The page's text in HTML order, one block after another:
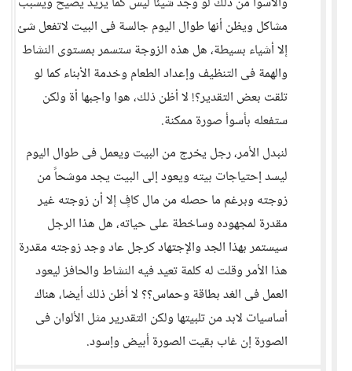
مشاكل ويظن أنها طوال اليوم جالسة فى البيت لاتفعل شئ
إلا أشياء بسيطة، هل هذه الزوجة ستسمر بمستوى النشاط
والهمة فى التنظيف وإعداد الطعام وخدمة الأبناء كما لو
تلقت بعض التقدير؟! لا أظن ذلك، هوا واجبها أة ولكن
ستفعله بأسوأ صورة ممكنة.
لنبدل الأمر، رجل يخرج من البيت ويعمل فى طوال اليوم
ليسد إحتياجات بيته ويعود إلى البيت يجد موشحاً من
زوجته وبرغم ما حصله من مال كافٍ إلا أن زوجته غير
مقدرة لمجهوده وساخطة على حياته، هل هذا الرجل
سيستمر بهذا الجد والإجتهاد كرجل عاد وجد زوجته مقدرة
هذا الأمر وقلت له كلمة تعيد فيه النشاط والحافز ليعود
العمل فى الغد بطاقة وحماس؟؟ لا أظن ذلك أيضا، هناك
أساسيات لابد من تلبيتها ولكن التقدرير مثل الألوان فى
الصورة إن غاب بقيت الصورة أبيض وإسود.